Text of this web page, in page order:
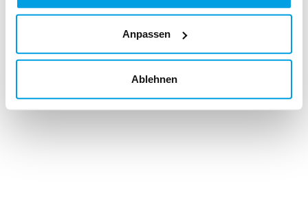
Anpassen
Ablehnen